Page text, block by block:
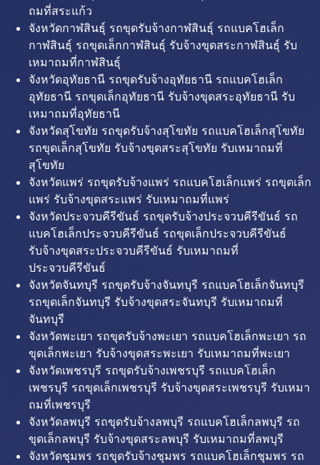
ถมที่สระแก้ว
จังหวัดกาฬสินธุ์ รถขุดรับจ้างกาฬสินธุ์ รถแบคโฮเล็ก
กาฬสินธุ์ รถขุดเล็กกาฬสินธุ์ รับจ้างขุดสระกาฬสินธุ์ รับ
เหมาถมที่กาฬสินธุ์
จังหวัดอุทัยธานี รถขุดรับจ้างอุทัยธานี รถแบคโฮเล็ก
อุทัยธานี รถขุดเล็กอุทัยธานี รับจ้างขุดสระอุทัยธานี รับ
เหมาถมที่อุทัยธานี
จังหวัดสุโขทัย รถขุดรับจ้างสุโขทัย รถแบคโฮเล็กสุโขทัย
รถขุดเล็กสุโขทัย รับจ้างขุดสระสุโขทัย รับเหมาถมที่
สุโขทัย
จังหวัดแพร่ รถขุดรับจ้างแพร่ รถแบคโฮเล็กแพร่ รถขุดเล็ก
แพร่ รับจ้างขุดสระแพร่ รับเหมาถมที่แพร่
จังหวัดประจวบคีรีขันธ์ รถขุดรับจ้างประจวบคีรีขันธ์ รถ
แบคโฮเล็กประจวบคีรีขันธ์ รถขุดเล็กประจวบคีรีขันธ์
รับจ้างขุดสระประจวบคีรีขันธ์ รับเหมาถมที่
ประจวบคีรีขันธ์
จังหวัดจันทบุรี รถขุดรับจ้างจันทบุรี รถแบคโฮเล็กจันทบุรี
รถขุดเล็กจันทบุรี รับจ้างขุดสระจันทบุรี รับเหมาถมที่
จันทบุรี
จังหวัดพะเยา รถขุดรับจ้างพะเยา รถแบคโฮเล็กพะเยา รถ
ขุดเล็กพะเยา รับจ้างขุดสระพะเยา รับเหมาถมที่พะเยา
จังหวัดเพชรบุรี รถขุดรับจ้างเพชรบุรี รถแบคโฮเล็ก
เพชรบุรี รถขุดเล็กเพชรบุรี รับจ้างขุดสระเพชรบุรี รับเหมา
ถมที่เพชรบุรี
จังหวัดลพบุรี รถขุดรับจ้างลพบุรี รถแบคโฮเล็กลพบุรี รถ
ขุดเล็กลพบุรี รับจ้างขุดสระลพบุรี รับเหมาถมที่ลพบุรี
จังหวัดชุมพร รถขุดรับจ้างชุมพร รถแบคโฮเล็กชุมพร รถ